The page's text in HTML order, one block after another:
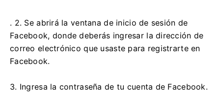
. 2. Se abrirá la ventana de inicio de sesión de
Facebook, donde deberás ingresar la dirección de
correo electrónico que usaste para registrarte en
Facebook.
3. Ingresa la contraseña de tu cuenta de Facebook.